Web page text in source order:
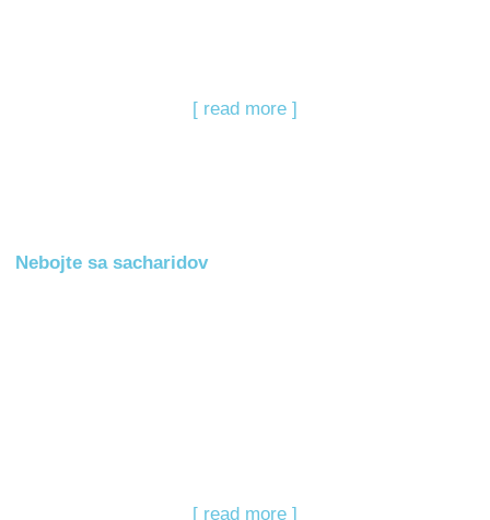
[ read more ]
Nebojte sa sacharidov
[ read more ]